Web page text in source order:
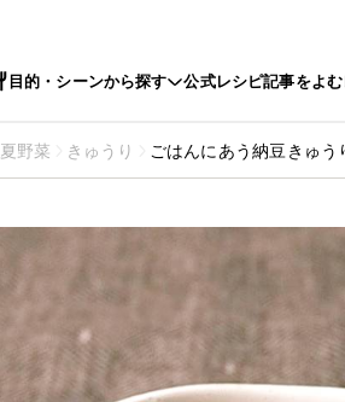
目的・シーンから探す 公式レシピ記事をよむ
夏野菜 きゅうり ごはんにあう納豆きゅう